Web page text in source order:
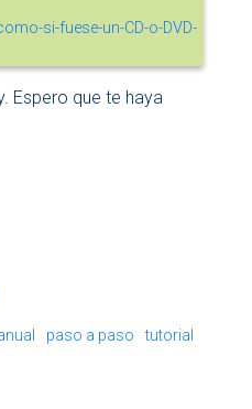
Espero que te haya
paso a paso tutorial